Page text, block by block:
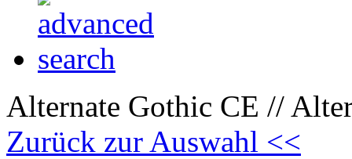
Alternate Gothic CE //
Zurück zur Auswahl <<